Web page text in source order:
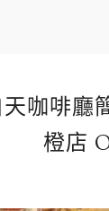
咖啡廳
橙店